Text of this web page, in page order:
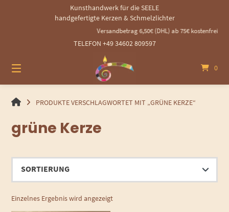
Kunsthandwerk für die SEELE
handgefertigte Kerzen & Schmelzlichter
Versandbetrag 6,50€ (DHL) ab 75€ kostenfrei -
TELEFON +49 34602 809597
0
HANDGEMACHTE
KERZEN
UND
PRODUKTE VERSCHLAGWORTET MIT „GRÜNE KERZE“
grüne Kerze
Einzelnes Ergebnis wird angezeigt